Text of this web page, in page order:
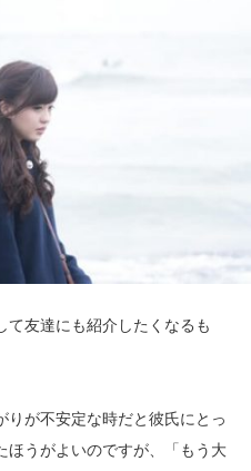
て友達にも紹介したくなるも
りが不安定な時だと彼氏にとっ
ほうがよいのですが、「もう大